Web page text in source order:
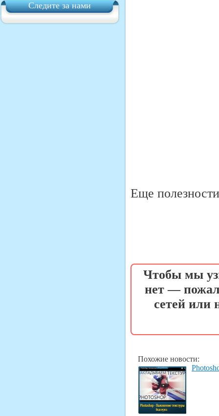
Следите за нами
Еще
Чтобы мы
нет —
сетей или
Похожие новости: